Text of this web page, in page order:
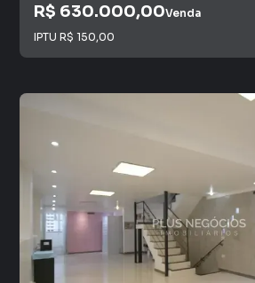
R$ 630.000,00Venda
IPTU R$ 150,00